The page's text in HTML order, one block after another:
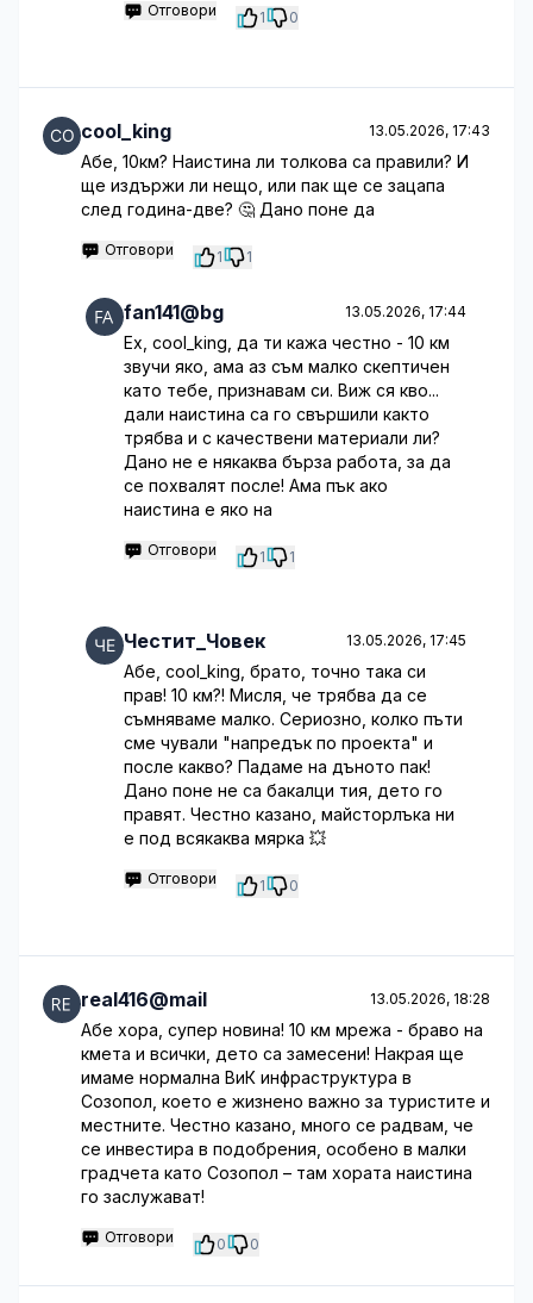
Отговори 1 0
cool_king 13.05.2026, 17:43
Абе, 10км? Наистина ли толкова са правили? И
ще издържи ли нещо, или пак ще се зацапа
след година-две? 🤔 Дано поне да
Отговори 1 1
fan141@bg 13.05.2026, 17:44
Ех, cool_king, да ти кажа честно - 10 км
звучи яко, ама аз съм малко скептичен
като тебе, признавам си. Виж ся кво...
дали наистина са го свършили както
трябва и с качествени материали ли?
Дано не е някаква бърза работа, за да
се похвалят после! Ама пък ако
наистина е яко на
Отговори 1 1
Честит_Човек 13.05.2026, 17:45
Абе, cool_king, брато, точно така си
прав! 10 км?! Мисля, че трябва да се
съмняваме малко. Сериозно, колко пъти
сме чували "напредък по проекта" и
после какво? Падаме на дъното пак!
Дано поне не са бакалци тия, дето го
правят. Честно казано, майсторлъка ни
е под всякаква мярка 💥
Отговори 1 0
real416@mail 13.05.2026, 18:28
Абе хора, супер новина! 10 км мрежа - браво на
кмета и всички, дето са замесени! Накрая ще
имаме нормална ВиК инфраструктура в
Созопол, което е жизнено важно за туристите и
местните. Честно казано, много се радвам, че
се инвестира в подобрения, особено в малки
градчета като Созопол – там хората наистина
го заслужават!
Отговори 0 0